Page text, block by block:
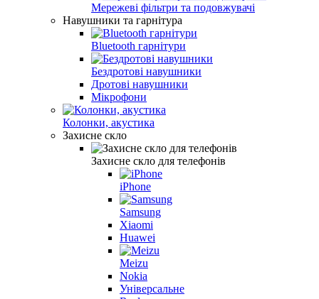
Мережеві фільтри та подовжувачі
Навушники та гарнітура
Bluetooth гарнітури
Бездротові навушники
Дротові навушники
Мікрофони
Колонки, акустика
Захисне скло
Захисне скло для телефонів
iPhone
Samsung
Xiaomi
Huawei
Meizu
Nokia
Універсальне